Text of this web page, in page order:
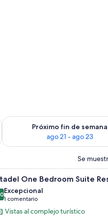
semana, ago 14 - ago 16
Próximo fin de semana
ago 21 - ago 23
Consulta la disponibilidad
Se
al mar. Una
8 One Bedroom Suite
de 10
Excepcional
1 comentario
(1 comentario)
Vistas al complejo turístico